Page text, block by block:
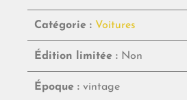
Catégorie : Voitures
Édition limitée : Non
Époque : vintage